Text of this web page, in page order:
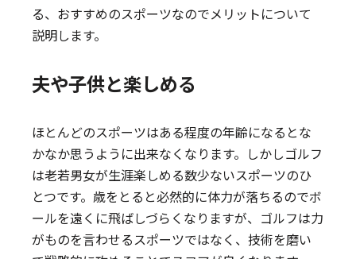
る、おすすめのスポーツなのでメリットについて
説明します。
夫や子供と楽しめる
ほとんどのスポーツはある程度の年齢になるとな
かなか思うように出来なくなります。しかしゴルフ
は老若男女が生涯楽しめる数少ないスポーツのひ
とつです。歳をとると必然的に体力が落ちるのでボ
ールを遠くに飛ばしづらくなりますが、ゴルフは力
がものを言わせるスポーツではなく、技術を磨い